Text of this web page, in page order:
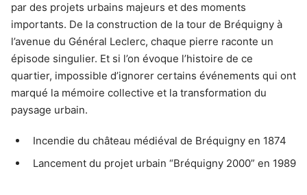
par des projets urbains majeurs et des moments
importants. De la construction de la tour de Bréquigny à
l’avenue du Général Leclerc, chaque pierre raconte un
épisode singulier. Et si l’on évoque l’histoire de ce
quartier, impossible d’ignorer certains événements qui ont
marqué la mémoire collective et la transformation du
paysage urbain.
Incendie du château médiéval de Bréquigny en 1874
Lancement du projet urbain “Bréquigny 2000” en 1989